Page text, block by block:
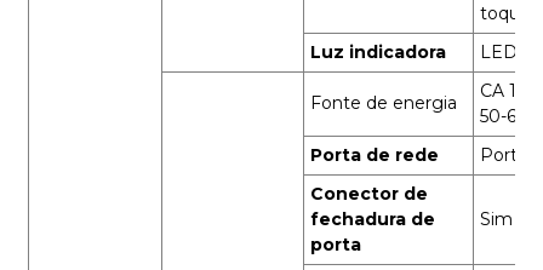
toque
Luz indicadora
LED
Fonte de energia
CA
50-60
Porta de rede
Porta
Conector de
fechadura de
porta
Sim